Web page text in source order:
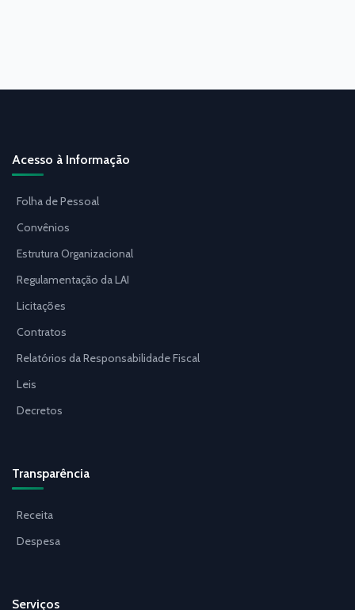
Acesso à Informação
Folha de Pessoal
Convênios
Estrutura Organizacional
Regulamentação da LAI
Licitações
Contratos
Relatórios da Responsabilidade Fiscal
Leis
Decretos
Transparência
Receita
Despesa
Serviços